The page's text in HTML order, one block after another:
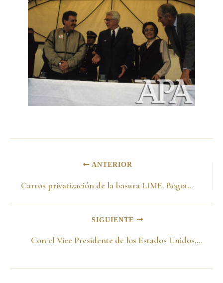
ANTERIOR
Carros privatización de la basura LIME. Bogotá 17 de octubre de 1989
SIGUIENTE
Con el Vice Presidente de los Estados Unidos, Dan Quayle y el Alcalde de Nueva York, Ed Koch reunión de alcaldes. Nueva York, 1989